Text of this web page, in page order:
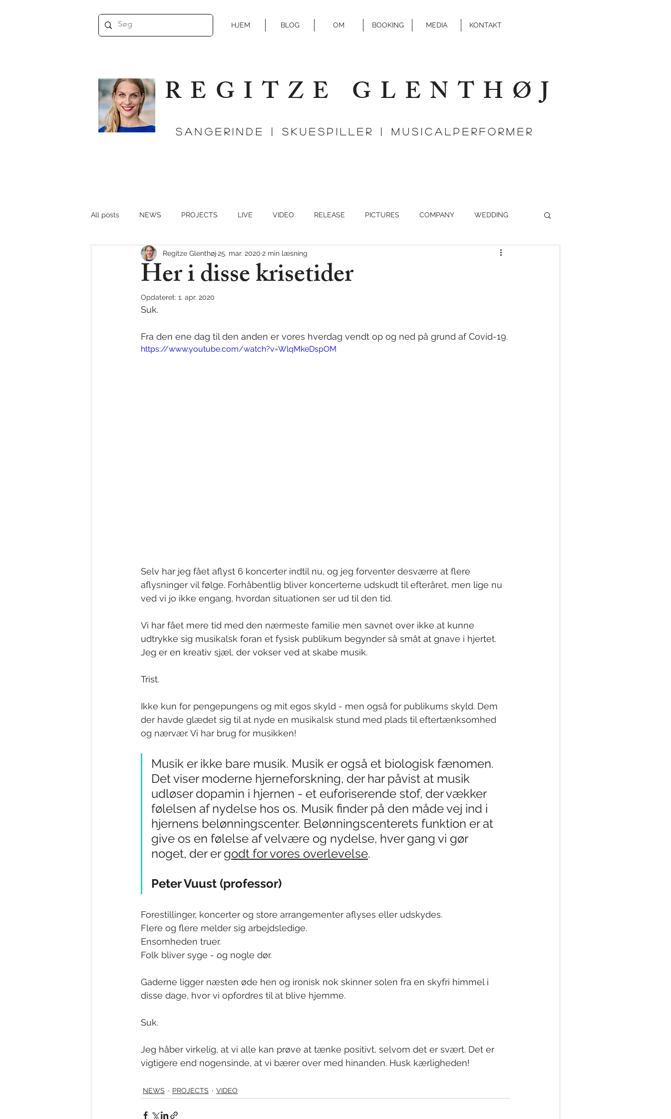
HJEM BLOG OM BOOKING MEDIA KONTAKT
REGITZE GLENTHØJ
SANGERinde | SKUESPILLER | MUSICALPERFORMER
All posts NEWS PROJECTS LIVE VIDEO RELEASE PICTURES COMPANY WEDDING
BARBERSHOP JAZZ DUO
Her i disse krisetider
Regitze Glenthøj25. mar. 2020 2 min læsning
Opdateret: 1. apr. 2020
Suk.
Fra den ene dag til den anden er vores hverdag vendt op og ned på grund af Covid-19.
https://www.youtube.com/watch?v=WlqMkeDspOM
Selv har jeg fået aflyst 6 koncerter indtil nu, og jeg forventer desværre at flere
aflysninger vil følge. Forhåbentlig bliver koncerterne udskudt til efteråret, men lige nu
ved vi jo ikke engang, hvordan situationen ser ud til den tid.
Vi har fået mere tid med den nærmeste familie men savnet over ikke at kunne
udtrykke sig musikalsk foran et fysisk publikum begynder så småt at gnave i hjertet.
Jeg er en kreativ sjæl, der vokser ved at skabe musik.
Trist.
Ikke kun for pengepungens og mit egos skyld - men også for publikums skyld. Dem
der havde glædet sig til at nyde en musikalsk stund med plads til eftertænksomhed
og nærvær. Vi har brug for musikken!
Musik er ikke bare musik. Musik er også et biologisk fænomen.
Det viser moderne hjerneforskning, der har påvist at musik
udløser dopamin i hjernen - et euforiserende stof, der vækker
følelsen af nydelse hos os. Musik finder på den måde vej ind i
hjernens belønningscenter. Belønningscenterets funktion er at
give os en følelse af velvære og nydelse, hver gang vi gør
noget, der er godt for vores overlevelse.
Peter Vuust (professor)
Forestillinger, koncerter og store arrangementer aflyses eller udskydes.
Flere og flere melder sig arbejdsledige.
Ensomheden truer.
Folk bliver syge - og nogle dør.
Gaderne ligger næsten øde hen og ironisk nok skinner solen fra en skyfri himmel i
disse dage, hvor vi opfordres til at blive hjemme.
Suk.
Jeg håber virkelig, at vi alle kan prøve at tænke positivt, selvom det er svært. Det er
vigtigere end nogensinde, at vi bærer over med hinanden. Husk kærligheden!
NEWS PROJECTS VIDEO